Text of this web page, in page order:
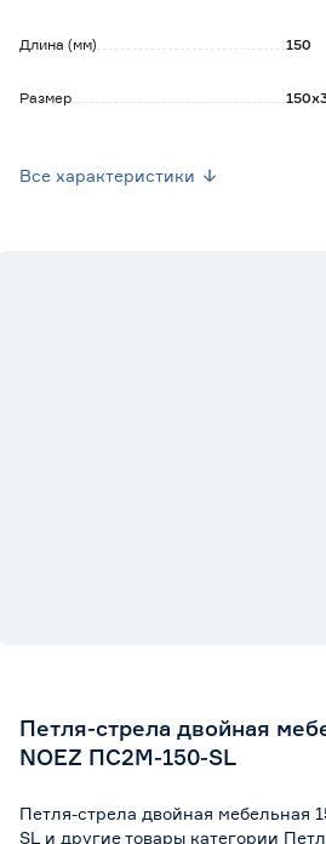
Длина (мм) 150
Размер
Все характеристики
Петля-стрела двойная
NOEZ ПС2М-150-SL
Петля-стрела двойная мебельная
SL и другие товары категории